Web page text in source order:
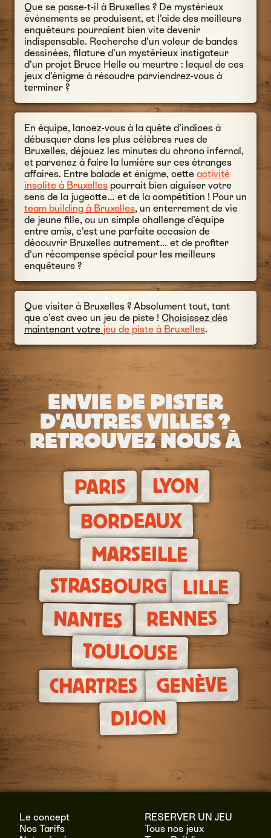
Que se passe-t-il à Bruxelles ? De mystérieux
événements se produisent, et l’aide des meilleurs
enquêteurs pourraient bien vite devenir
indispensable. Recherche d’un voleur de bandes
dessinées, filature d’un mystérieux instigateur
d’un projet Bruce Helle ou meurtre : lequel de ces
jeux d’énigme à résoudre parviendrez-vous à
terminer ?
En équipe, lancez-vous à la quête d’indices à
débusquer dans les plus célèbres rues de
Bruxelles, déjouez les minutes du chrono infernal,
et parvenez à faire la lumière sur ces étranges
affaires. Entre balade et énigme, cette activité
insolite à Bruxelles pourrait bien aiguiser votre
sens de la jugeotte… et de la compétition ! Pour un
team building à Bruxelles, un enterrement de vie
de jeune fille, ou un simple challenge d’équipe
entre amis, c’est une parfaite occasion de
découvrir Bruxelles autrement… et de profiter
d’un récompense spécial pour les meilleurs
enquêteurs ?
Que visiter à Bruxelles ? Absolument tout, tant
que c’est avec un jeu de piste ! Choisissez dès
maintenant votre jeu de piste à Bruxelles.
ENVIE DE PISTER
D'AUTRES VILLES ?
RETROUVEZ NOUS À
PARIS LYON
BORDEAUX
MARSEILLE
STRASBOURG LILLE
NANTES RENNES
TOULOUSE
CHARTRES GENÈVE
DIJON
Le concept
Nos Tarifs
RESERVER UN JEU
Tous nos jeux